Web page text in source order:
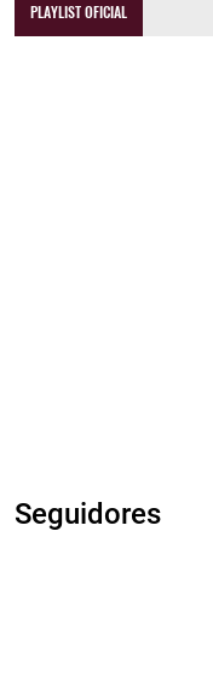
PLAYLIST OFICIAL
Seguidores